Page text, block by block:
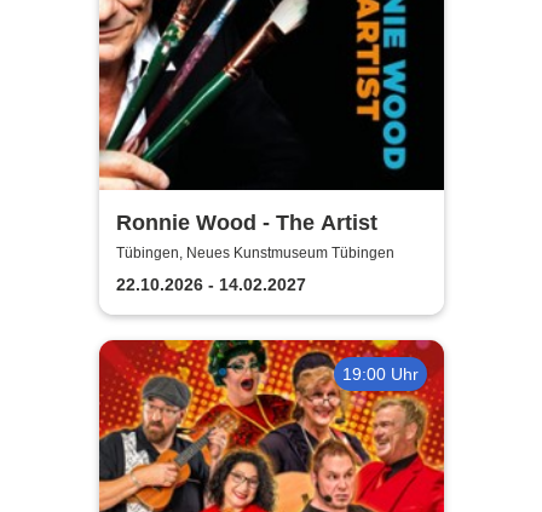
Ronnie Wood - The Artist
Tübingen, Neues Kunstmuseum Tübingen
22.10.2026 - 14.02.2027
19:00 Uhr